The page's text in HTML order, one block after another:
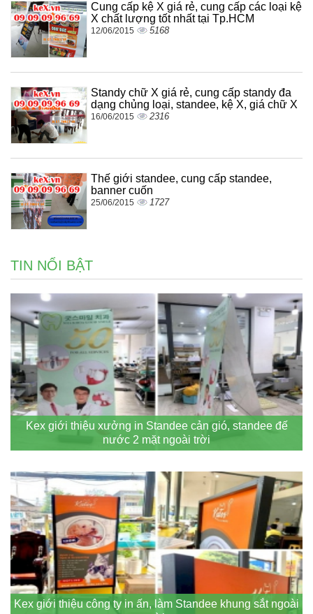
Cung cấp kệ X giá rẻ, cung cấp các loại kệ
X chất lượng tốt nhất tại Tp.HCM
12/06/2015 5168
Standy chữ X giá rẻ, cung cấp standy đa
dạng chủng loại, standee, kệ X, giá chữ X
16/06/2015 2316
Thế giới standee, cung cấp standee,
banner cuốn
25/06/2015 1727
TIN NỔI BẬT
Kex giới thiệu xưởng in Standee cản gió, standee đế
nước 2 mặt ngoài trời
Kex giới thiệu công ty in ấn, làm Standee khung sắt ngoài